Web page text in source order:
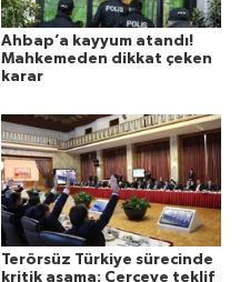
Ahbap’a kayyum atandı!
Mahkemeden dikkat çeken
karar
Terörsüz Türkiye sürecinde
kritik aşama: Çerçeve teklif